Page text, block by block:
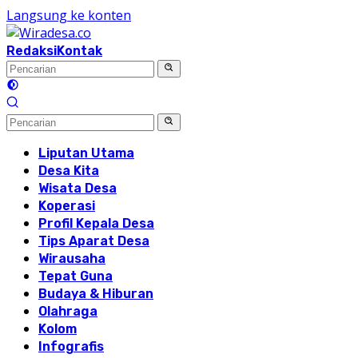
Langsung ke konten
RedaksiKontak
Liputan Utama
Desa Kita
Wisata Desa
Koperasi
Profil Kepala Desa
Tips Aparat Desa
Wirausaha
Tepat Guna
Budaya & Hiburan
Olahraga
Kolom
Infografis